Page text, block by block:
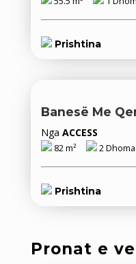
Prishtina
Banesë Me
Nga ACCESS
82 m² 2 Dhoma
Prishtina
Pronat e